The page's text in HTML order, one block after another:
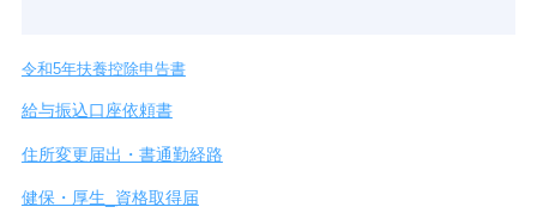
令和5年扶養控除申告書
給与振込口座依頼書
住所変更届出・書通勤経路
健保・厚生_資格取得届